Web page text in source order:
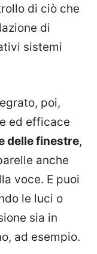
di ciò che
di
sistemi
poi,
ed efficace
delle finestre,
anche
voce. E puoi
le luci o
sia in
ad esempio.